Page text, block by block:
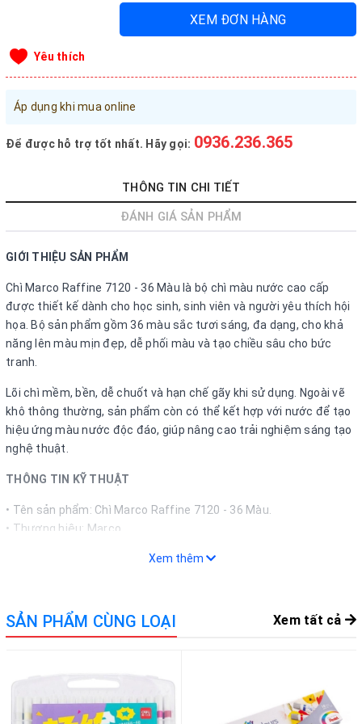
Đăng ký tài khoản
Sản phẩm yêu thích
Xem giỏ hàng
LIÊN HỆ - HỖ TRỢ KHÁCH HÀNG
vanphongphamhaigiang@gmail.com
Hướng dẫn thanh toán
Chính sách vận chuyển, Bảo hành, Bảo mật thông tin
Trở về trang chủ Đóng
XEM ĐƠN HÀNG
Yêu thích
Áp dụng khi mua online
Để được hỗ trợ tốt nhất. Hãy gọi: 0936.236.365
THÔNG TIN CHI TIẾT
ĐÁNH GIÁ SẢN PHẨM
GIỚI THIỆU SẢN PHẨM
Chì Marco Raffine 7120 - 36 Màu là bộ chì màu nước cao cấp
được thiết kế dành cho học sinh, sinh viên và người yêu thích hội
họa. Bộ sản phẩm gồm 36 màu sắc tươi sáng, đa dạng, cho khả
năng lên màu mịn đẹp, dễ phối màu và tạo chiều sâu cho bức
tranh.
Lõi chì mềm, bền, dễ chuốt và hạn chế gãy khi sử dụng. Ngoài vẽ
khô thông thường, sản phẩm còn có thể kết hợp với nước để tạo
hiệu ứng màu nước độc đáo, giúp nâng cao trải nghiệm sáng tạo
nghệ thuật.
THÔNG TIN KỸ THUẬT
• Tên sản phẩm: Chì Marco Raffine 7120 - 36 Màu.
• Thương hiệu: Marco.
• Loại sản phẩm: Chì màu nước.
• Đặc điểm: Màu sắc tươi sáng, lõi chì mềm mịn, dễ chuốt, hạn
chế gãy.
• Khả năng sử dụng: Vẽ khô hoặc kết hợp với nước để tạo hiệu
• Phù hợp: Học sinh, sinh viên, người yêu thích hội họa.
Xem thêm
SẢN PHẨM CÙNG LOẠI Xem tất cả